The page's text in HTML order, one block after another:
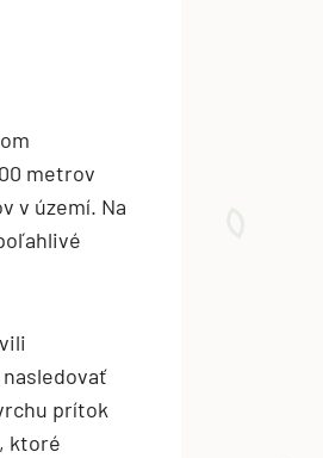
metrov
v území. Na
prítok
ktoré